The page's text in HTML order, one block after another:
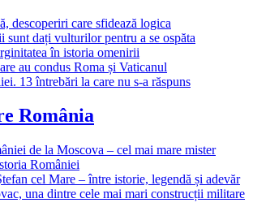
descoperiri care sfidează logica
sunt dați vulturilor pentru a se ospăta
în istoria omenirii
au condus Roma și Vaticanul
13 întrebări la care nu s-a răspuns
România
de la Moscova – cel mai mare mister
României
cel Mare – între istorie, legendă și adevăr
una dintre cele mai mari construcții militare